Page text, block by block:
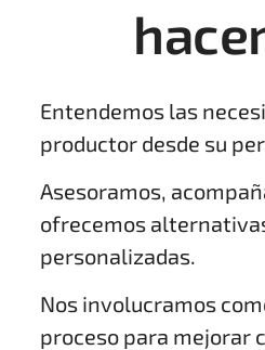
Entendemos las
productor desde su
Asesoramos,
ofrecemos
personalizadas.
Nos involucramos
proceso para mejorar